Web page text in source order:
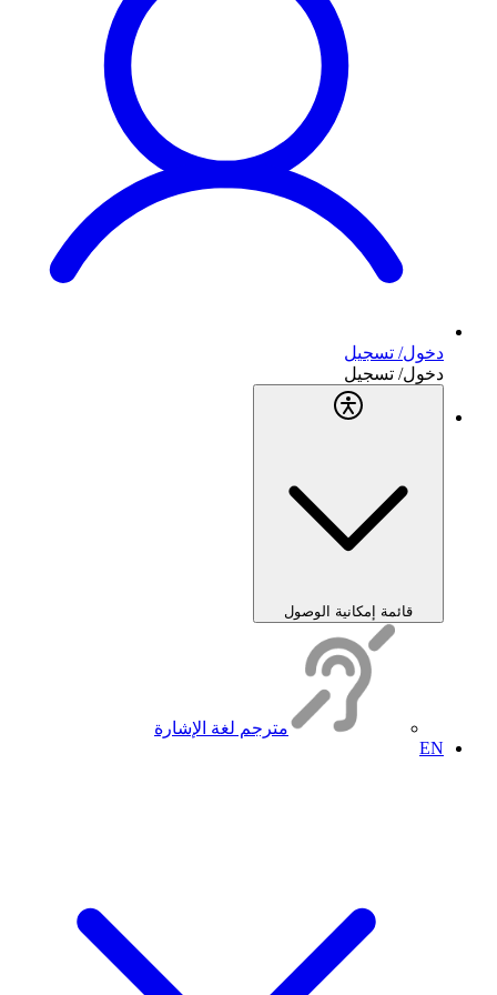
دخول/ تسجيل
دخول/ تسجيل
قائمة إمكانية الوصول
مترجم لغة الإشارة
EN